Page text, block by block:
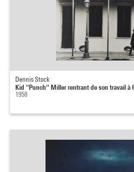
Dennis Stock
Kid ''Punch'' Miller rentrant de son travail à 6
1958